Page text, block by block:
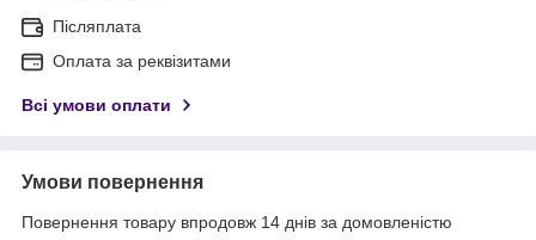
Післяплата
Оплата за реквізитами
Всі умови оплати
Умови повернення
Повернення товару впродовж 14 днів за домовленістю